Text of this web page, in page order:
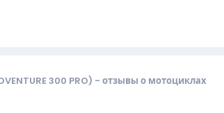
300 PRO) - отзывы о мотоциклах